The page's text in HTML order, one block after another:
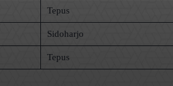
Tepus
Sidoharjo
Tepus